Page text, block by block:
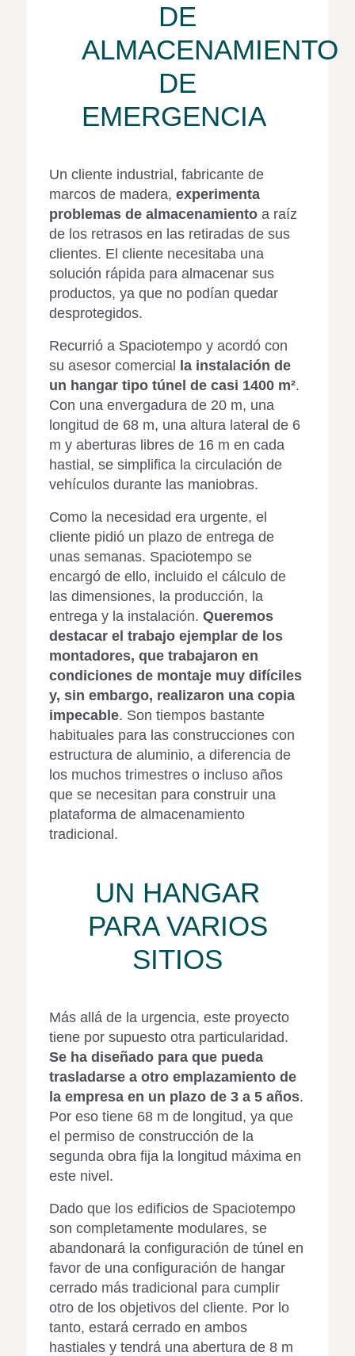
DE
ALMACENAMIENTO
DE
EMERGENCIA
Un cliente industrial, fabricante de
marcos de madera,experimenta
problemas de almacenamiento a raíz
de los retrasos en las retiradas de sus
clientes. El cliente necesitaba una
solución rápida para almacenar sus
productos, ya que no podían quedar
desprotegidos.
Recurrió a Spaciotempo y acordó con
su asesor comercial
la instalación de
un hangar tipo túnel de casi 1400 m².
Con una envergadura de 20 m, una
longitud de 68 m, una altura lateral de 6
m y aberturas libres de 16 m en cada
hastial, se simplifica la circulación de
vehículos durante las maniobras.
Como la necesidad era urgente, el
cliente pidió un plazo de entrega de
unas semanas. Spaciotempo se
encargó de ello, incluido el cálculo de
las dimensiones, la producción, la
entrega y la instalación.Queremos
destacar el trabajo ejemplar de los
montadores, que trabajaron en
condiciones de montaje muy difíciles
y, sin embargo, realizaron una copia
impecable. Son tiempos bastante
habituales para las construcciones con
estructura de aluminio, a diferencia de
los muchos trimestres o incluso años
que se necesitan para construir una
plataforma de almacenamiento
tradicional.
UN HANGAR
PARA VARIOS
SITIOS
Más allá de la urgencia, este proyecto
tiene por supuesto otra particularidad.
Se ha diseñado para que pueda
trasladarse a otro emplazamiento de
la empresa en un plazo de 3 a 5 años.
Por eso tiene 68 m de longitud, ya que
el permiso de construcción de la
segunda obra fija la longitud máxima en
este nivel.
Dado que los edificios de Spaciotempo
son completamente modulares, se
abandonará la configuración de túnel en
favor de una configuración de hangar
cerrado más tradicional para cumplir
otro de los objetivos del cliente. Por lo
tanto, estará cerrado en ambos
hastiales y tendrá una abertura de 8 m